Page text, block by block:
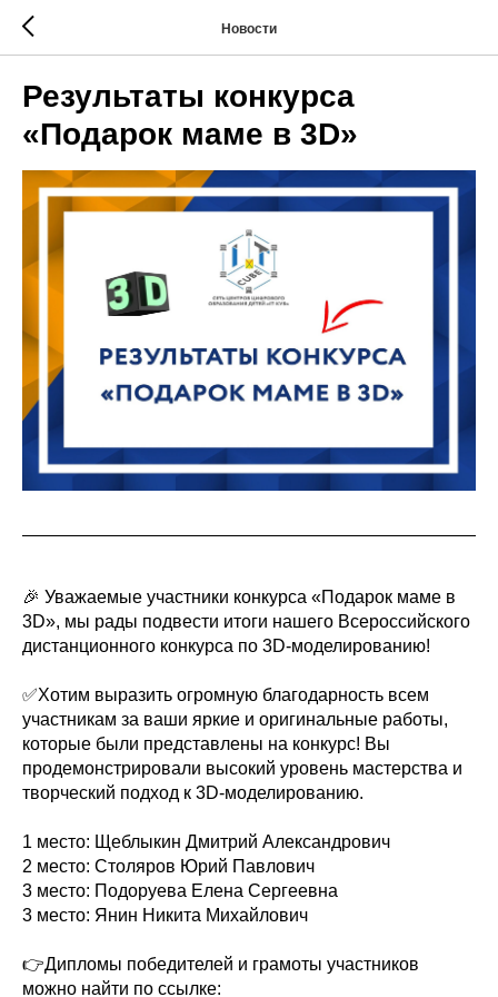
Новости
Результаты конкурса
«Подарок маме в 3D»
🎉 Уважаемые участники конкурса «Подарок маме в
3D», мы рады подвести итоги нашего Всероссийского
дистанционного конкурса по 3D-моделированию!
✅Хотим выразить огромную благодарность всем
участникам за ваши яркие и оригинальные работы,
которые были представлены на конкурс! Вы
продемонстрировали высокий уровень мастерства и
творческий подход к 3D-моделированию.
1 место: Щеблыкин Дмитрий Александрович
2 место: Столяров Юрий Павлович
3 место: Подоруева Елена Сергеевна
3 место: Янин Никита Михайлович
👉Дипломы победителей и грамоты участников
можно найти по ссылке: